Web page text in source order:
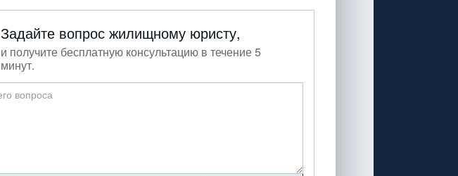
Задайте вопрос жилищному юристу,
и получите бесплатную консультацию в течение 5
минут.